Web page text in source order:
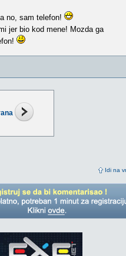
Idi na
no, sam telefon!
jer bio kod mene! Mozda ga